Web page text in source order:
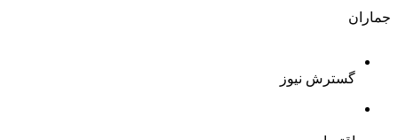
جماران
گسترش نیوز